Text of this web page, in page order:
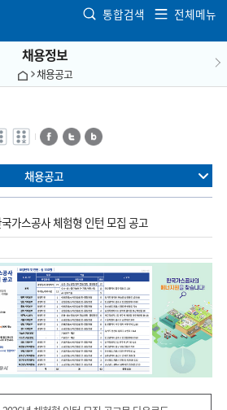
통합검색 전체메뉴
채용정보
채용공고
자
기
전자점자
다운로드
페이스북트위터블로그
채용공고
가스공사 체험형 인턴 모집 공고